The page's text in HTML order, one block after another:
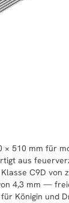
510 mm für
aus
C9D von
4,3 mm —
Königin und